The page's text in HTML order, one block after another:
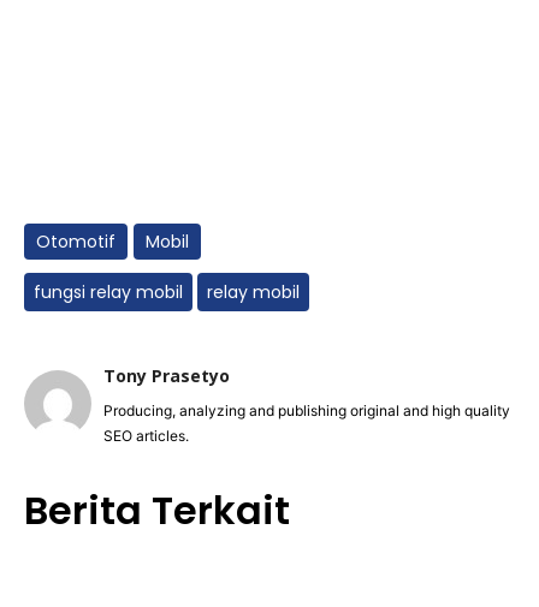
Otomotif Mobil
fungsi relay mobil relay mobil
Tony Prasetyo
Producing, analyzing and publishing original and high quality
SEO articles.
Berita Terkait